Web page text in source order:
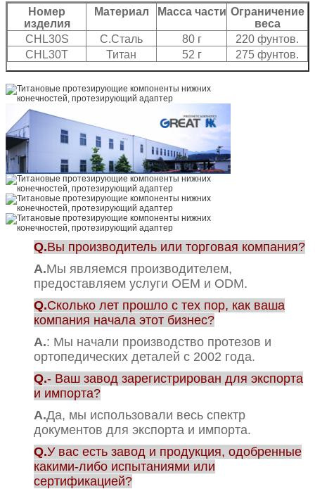
Номер
изделия
Материал Масса части Ограничение
веса
CHL30S
С.Сталь 80 г
220 фунтов.
CHL30T
Титан 52 г 275 фунтов.
Q.Вы производитель или торговая компания?
А.Мы являемся производителем,
предоставляем услуги OEM и ODM.
Q.Сколько лет прошло с тех пор, как ваша
компания начала этот бизнес?
А.: Мы начали производство протезов и
ортопедических деталей с 2002 года.
Q.- Ваш завод зарегистрирован для экспорта
и импорта?
А.Да, мы использовали весь спектр
документов для экспорта и импорта.
Q.У вас есть завод и продукция, одобренные
какими-либо испытаниями или
сертификацией?